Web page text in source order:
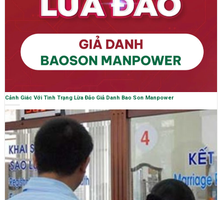
Cảnh Giác Với Tình Trạng Lừa Đảo Giả Danh Bao Son Manpower